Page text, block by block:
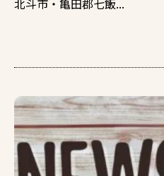
北斗市・亀田郡七飯...